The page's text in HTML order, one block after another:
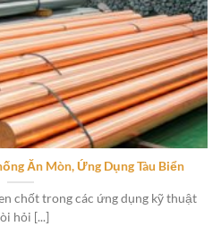
Ăn Mòn, Ứng Dụng Tàu Biển
chốt trong các ứng dụng kỹ thuật
hỏi [...]